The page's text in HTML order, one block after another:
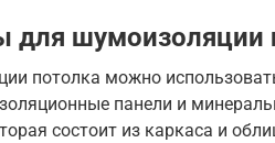
для шумоизоляции
потолка можно
панели и
состоит из каркаса и